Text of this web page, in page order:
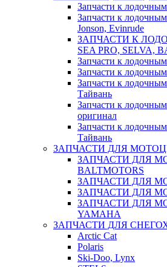
Запчасти к
Запчасти к
Jonson, Evinrude
ЗАПЧАСТИ К
SEA PRO, SELVA,
Запчасти к
Запчасти к
Запчасти к
Тайвань
Запчасти к
оригинал
Запчасти к
Тайвань
ЗАПЧАСТИ ДЛЯ
ЗАПЧАСТИ ДЛЯ
BALTMOTORS
ЗАПЧАСТИ ДЛЯ
ЗАПЧАСТИ ДЛЯ
ЗАПЧАСТИ ДЛЯ
YAMAHA
ЗАПЧАСТИ ДЛЯ
Arctic Cat
Polaris
Ski-Doo, Lynx